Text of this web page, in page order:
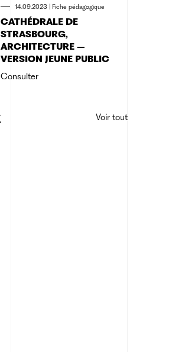
14.09.2023 |Fiche pédagogique
CATHÉDRALE DE
STRASBOURG,
ARCHITECTURE –
VERSION JEUNE PUBLIC
Consulter
Voir tout